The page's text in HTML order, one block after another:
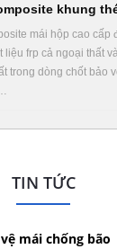
khung
mái hộp cao cấp
liệu frp cả ngoại thất
trong dòng chốt bảo
TIN TỨC
mái chống bão